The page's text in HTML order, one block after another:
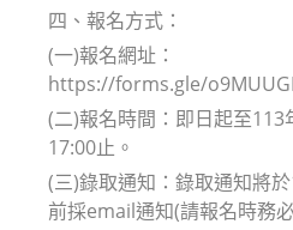
四、報名方式：
(一)報名網址：
https://forms.gle/
(二)報名時間：即日起至113
17:00止。
(三)錄取通知：錄取通知將
前採email通知(請報名時務